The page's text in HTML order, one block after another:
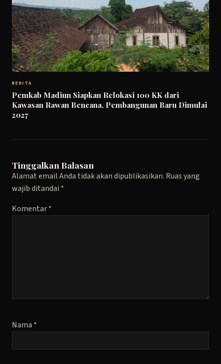
BERITA
Pemkab Madiun Siapkan Relokasi 100 KK dari
Kawasan Rawan Bencana, Pembangunan Baru Dimulai
2027
Tinggalkan Balasan
Alamat email Anda tidak akan dipublikasikan. Ruas yang
wajib ditandai *
Komentar*
Nama *